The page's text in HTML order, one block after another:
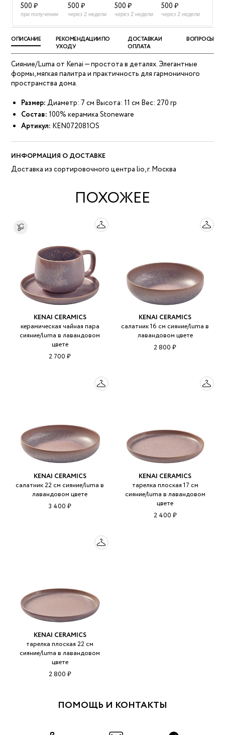
500 ₽
при получении
500 ₽
через 2 недели
500 ₽
через 2 недели
500 ₽
через 2 недели
ОПИСАНИЕ
РЕКОМЕНДАЦИИ ПО
УХОДУ
ДОСТАВКА И
ОПЛАТА
ВОПРОСЫ
Сияние/Luma от Kenai — простота в деталях. Элегантные
формы, мягкая палитра и практичность для гармоничного
пространства дома.
Размер: Диаметр: 7 см Высота: 11 см Вес: 270 гр
Состав: 100% керамика Stoneware
Артикул: KEN072081OS
ИНФОРМАЦИЯ О ДОСТАВКЕ
Доставка из сортировочного центра lio, г. Москва
ПОХОЖЕЕ
KENAI CERAMICS
керамическая чайная пара
сияние/luma в лавандовом
цвете
2 700 ₽
KENAI CERAMICS
салатник 16 см сияние/luma в
лавандовом цвете
2 800 ₽
KENAI CERAMICS
салатник 22 см сияние/luma в
лавандовом цвете
3 400 ₽
KENAI CERAMICS
тарелка плоская 17 см
сияние/luma в лавандовом
цвете
2 400 ₽
KENAI CERAMICS
тарелка плоская 22 см
сияние/luma в лавандовом
цвете
2 800 ₽
ПОМОЩЬ И КОНТАКТЫ